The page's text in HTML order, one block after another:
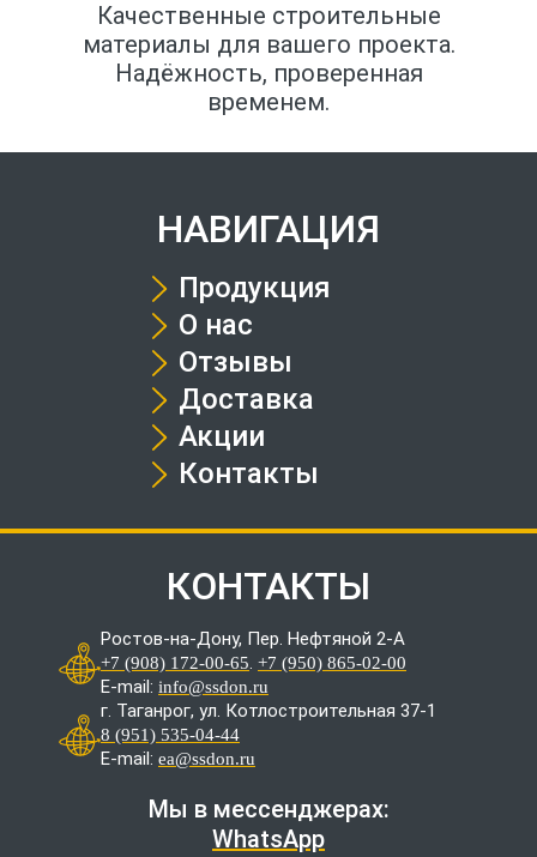
Качественные строительные
материалы для вашего проекта.
Надёжность, проверенная
временем.
НАВИГАЦИЯ
Продукция
О нас
Отзывы
Доставка
Акции
Контакты
КОНТАКТЫ
Ростов-на-Дону, Пер. Нефтяной 2-А
+7 (908) 172-00-65. +7 (950) 865-02-00
E-mail: info@ssdon.ru
г. Таганрог, ул. Котлостроительная 37-1
8 (951) 535-04-44
E-mail: ea@ssdon.ru
Мы в мессенджерах:
WhatsApp